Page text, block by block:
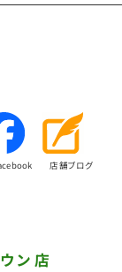
店舗ブログ
ン店